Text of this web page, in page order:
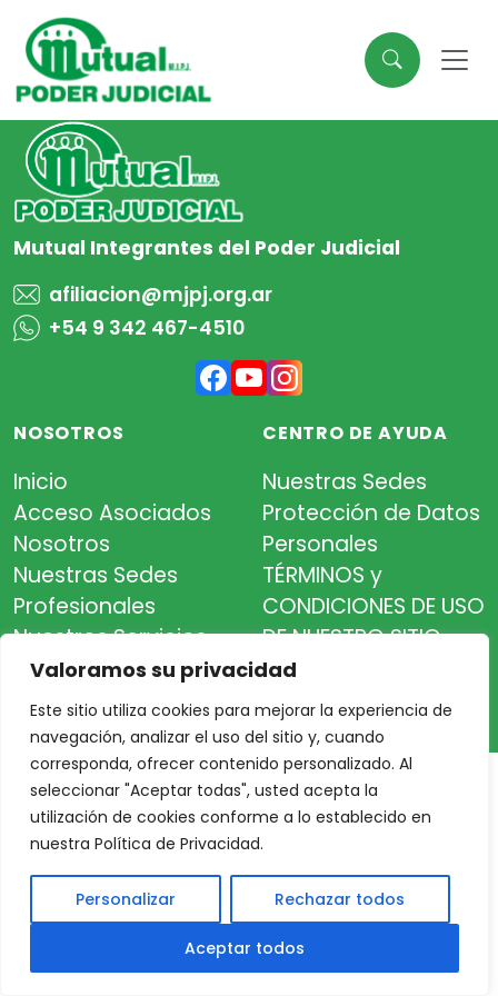
Valoramos su privacidad
Este sitio utiliza cookies para mejorar la experiencia de
navegación, analizar el uso del sitio y, cuando
corresponda, ofrecer contenido personalizado. Al
seleccionar "Aceptar todas", usted acepta la
utilización de cookies conforme a lo establecido en
nuestra Política de Privacidad.
Personalizar Rechazar todos
Aceptar todos
Mutual Integrantes del Poder Judicial
afiliacion@mjpj.org.ar
+54 9 342 467-4510
NOSOTROS
Inicio
Acceso Asociados
Nosotros
Nuestras Sedes
Profesionales
Nuestros Servicios
CENTRO DE AYUDA
Nuestras Sedes
Protección de Datos
Personales
TÉRMINOS y
CONDICIONES DE USO
DE NUESTRO SITIO
© 2026 Mutual del Poder Judicial de Santa Fe.
Todos los derechos reservados.